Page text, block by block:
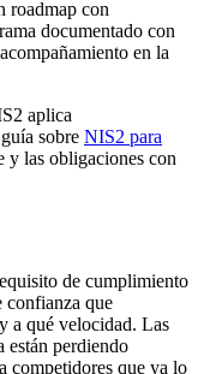
roadmap con
documentado con
en la
aplica
sobre NIS2 para
y las obligaciones con
de cumplimiento
confianza que
a qué velocidad. Las
están perdiendo
competidores que ya lo